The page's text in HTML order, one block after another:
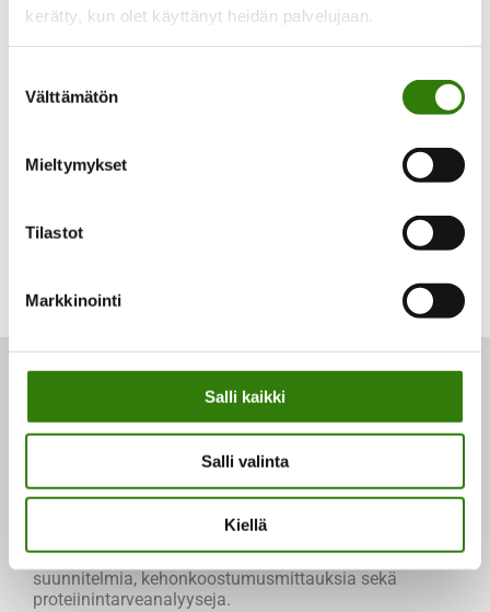
kerätty, kun olet käyttänyt heidän palvelujaan.
valinta
Välttämätön
Mieltymykset
Tilastot
Markkinointi
Salli kaikki
Salli valinta
Kiellä
Laaja valikoima maksuvaihtoehtoja
Voit maksaa heti tai valita halutessasi joustavan
Herbalife-tuotteet netistä. Kilotveks.fi tarjoaa niin
liittyviä palveluita ja tuotteita yli 20 vuoden
Teemme myös henkilökohtaisia ravinto-
suunnitelmia, kehonkoostumusmittauksia sekä
proteiinintarveanalyyseja.